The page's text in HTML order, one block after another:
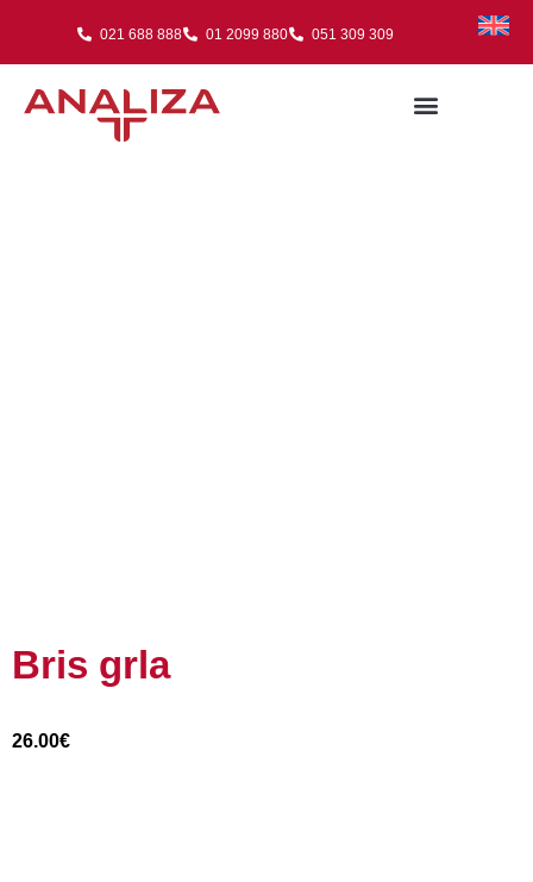
021 688 888 01 2099 880 051 309 309
Bris grla
26.00€